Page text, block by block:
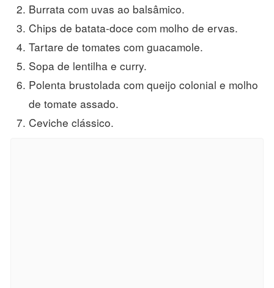
Burrata com uvas ao balsâmico.
Chips de batata-doce com molho de ervas.
Tartare de tomates com guacamole.
Sopa de lentilha e curry.
Polenta brustolada com queijo colonial e molho
de tomate assado.
Ceviche clássico.